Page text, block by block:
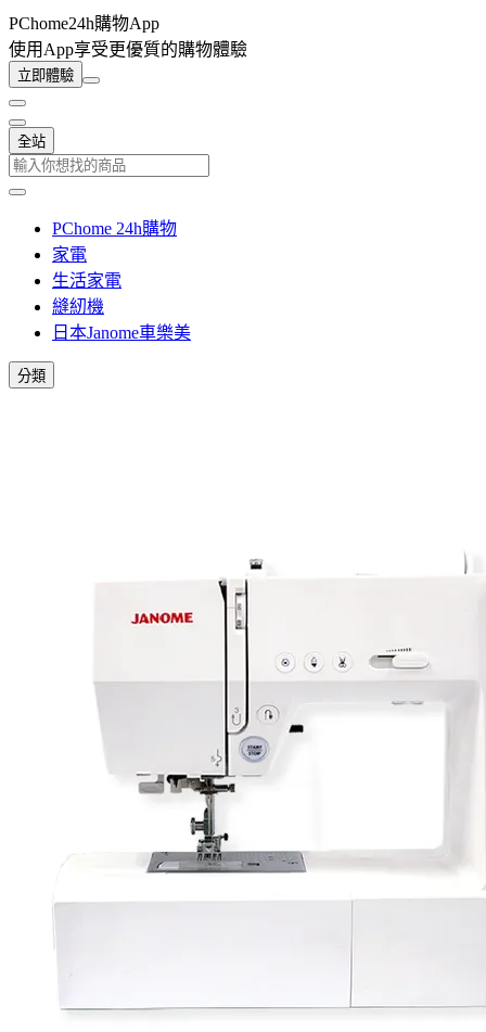
PChome24h購物App
使用App享受更優質的購物體驗
立即體驗
全站
PChome 24h購物
家電
生活家電
縫紉機
日本Janome車樂美
分類